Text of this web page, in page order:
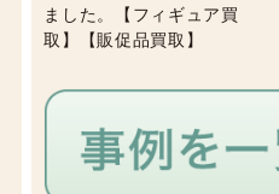
ました。【フィギュア買
取】【販促品買取】